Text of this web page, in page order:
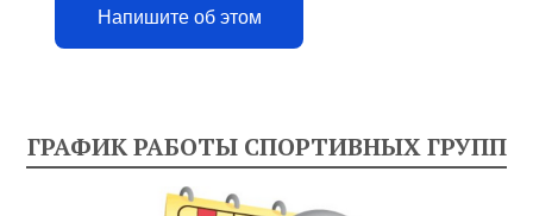
Напишите об этом
ГРАФИК РАБОТЫ СПОРТИВНЫХ ГРУПП